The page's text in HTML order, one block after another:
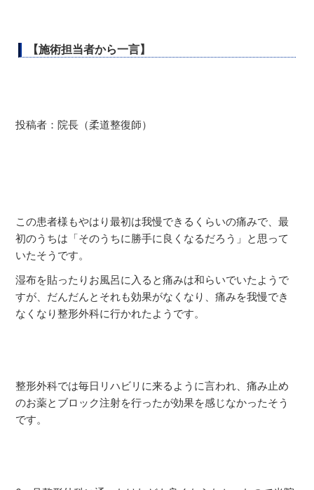
【施術担当者から一言】
投稿者：院長（柔道整復師）
この患者様もやはり最初は我慢できるくらいの痛みで、最
初のうちは「そのうちに勝手に良くなるだろう」と思って
いたそうです。
湿布を貼ったりお風呂に入ると痛みは和らいでいたようで
すが、だんだんとそれも効果がなくなり、痛みを我慢でき
なくなり整形外科に行かれたようです。
整形外科では毎日リハビリに来るように言われ、痛み止め
のお薬とブロック注射を行ったが効果を感じなかったそう
です。